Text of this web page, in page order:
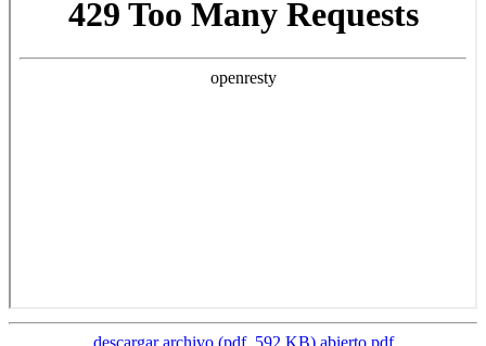
descargar archivo (pdf, 592 KB) abierto pdf